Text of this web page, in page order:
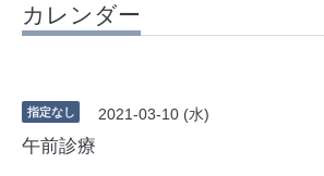
カレンダー
指定なし 2021-03-10 (水)
午前診療